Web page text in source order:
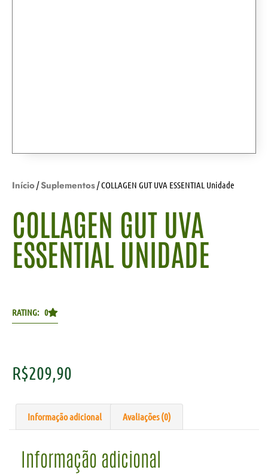
Início/Suplementos/ COLLAGEN GUT UVA ESSENTIAL Unidade
COLLAGEN GUT UVA
ESSENTIAL UNIDADE
RATING: 0
R$209,90
Informação adicional Avaliações (0)
Informação adicional